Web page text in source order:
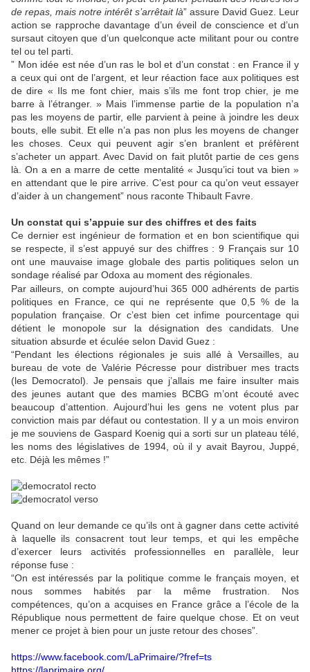
de repas, mais notre intérêt s’arrêtait là” assure David Guez. Leur
action se rapproche davantage d’un éveil de conscience et d’un
sursaut citoyen que d’un quelconque acte militant pour ou contre
tel ou tel parti.
” Mon idée est née d’un ras le bol et d’un constat : en France il y
a ceux qui ont de l’argent, et leur réaction face aux politiques est
de dire « Ils me font chier, mais s’ils me font trop chier, je me
barre à l’étranger. » Mais l’immense partie de la population n’a
pas les moyens de partir, elle parvient à peine à joindre les deux
bouts, elle subit. Et elle n’a pas non plus les moyens de changer
les choses. Ceux qui peuvent agir s’en branlent et préfèrent
s’acheter un appart. Avec David on fait plutôt partie de ces gens
là. On a en a marre de cette mentalité « Jusqu’ici tout va bien »
en attendant que le pire arrive. C’est pour ca qu’on veut essayer
d’aider à un changement” nous raconte Thibault Favre.
Un constat qui s’appuie sur des chiffres et des faits
Ce dernier est ingénieur de formation et en bon scientifique qui
se respecte, il s’est appuyé sur des chiffres : 9 Français sur 10
ont une mauvaise image globale des partis politiques selon un
sondage réalisé par Odoxa au moment des régionales.
Par ailleurs, on compte aujourd’hui 365 000 adhérents de partis
politiques en France, ce qui ne représente que 0,5 % de la
population française. Or c’est bien cet infime pourcentage qui
détient le monopole sur la désignation des candidats. Une
situation absurde et éculée selon David Guez :
“Pendant les élections régionales je suis allé à Versailles, au
bureau de vote de Valérie Pécresse pour distribuer mes tracts
(les Democratol). Je pensais que j’allais me faire insulter mais
des jeunes autant que des mamies BCBG m’ont écouté avec
beaucoup d’attention. Aujourd’hui les gens ne votent plus par
conviction mais par défaut ou contestation. Il y a un mois environ
je me souviens de Gaspard Koenig qui a sorti sur un plateau télé,
les noms des législatives de 1994, où il y avait Bayrou, Juppé,
etc. Déjà les mêmes !”
Quand on leur demande ce qu’ils ont à gagner dans cette activité
à laquelle ils consacrent tout leur temps, et qui les empêche
d’exercer leurs activités professionnelles en parallèle, leur
réponse fuse :
“On est intéressés par la politique comme le français moyen, et
nous sommes habités par la même frustration. Nos
compétences, qu’on a acquises en France grâce a l’école de la
République nous permettent de faire quelque chose. Et on veut
mener ce projet à bien pour un juste retour des choses”.
https://www.facebook.com/LaPrimaire/?fref=ts
https://laprimaire.org/